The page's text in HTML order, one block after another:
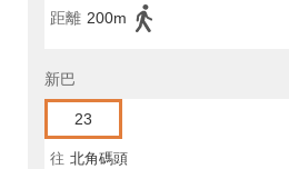
距離 200m
新巴
23
往 北角碼頭